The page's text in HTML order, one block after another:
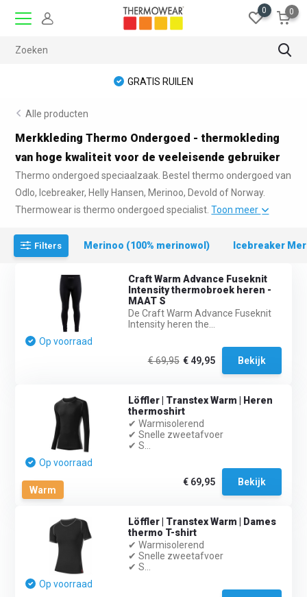
0 0
GRATIS RUILEN
Alle producten
Merkkleding Thermo Ondergoed - thermokleding
van hoge kwaliteit voor de veeleisende gebruiker
Thermo ondergoed speciaalzaak. Bestel thermo ondergoed van
Odlo, Icebreaker, Helly Hansen, Merinoo, Devold of Norway.
Thermowear is thermo ondergoed specialist.Toon meer
Filters Merinoo (100% merinowol) Icebreaker
Craft Warm Advance Fuseknit
Intensity thermobroek heren -
MAAT S
De Craft Warm Advance Fuseknit
Intensity heren the...
Op voorraad
€ 69,95 € 49,95 Bekijk
Warm
Löffler | Transtex Warm | Heren
thermoshirt
✔ Warmisolerend
✔ Snelle zweetafvoer
✔ S...
Op voorraad
€ 69,95
Bekijk
Löffler | Transtex Warm | Dames
thermo T-shirt
✔ Warmisolerend
✔ Snelle zweetafvoer
✔ S...
Op voorraad